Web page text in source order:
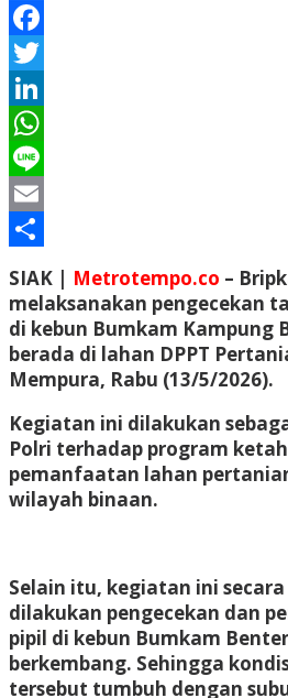
Facebook
Twitter
LinkedIn
WhatsApp
Line
Email
Share
SIAK | Metrotempo.co –
melaksanakan pengecekan
di kebun Bumkam Kampung
berada di lahan DPPT
Mempura, Rabu (13/5/2026).
Kegiatan ini dilakukan
Polri terhadap program
pemanfaatan lahan
wilayah binaan.
Selain itu, kegiatan ini
dilakukan pengecekan dan
pipil di kebun Bumkam
berkembang. Sehingga
tersebut tumbuh dengan